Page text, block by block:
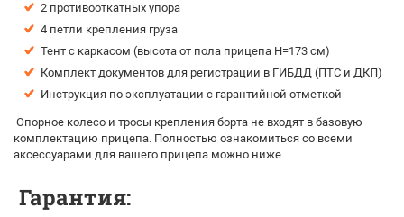
2 противооткатных упора
4 петли крепления груза
Тент с каркасом (высота от пола прицепа H=173 см)
Комплект документов для регистрации в ГИБДД (ПТС и ДКП)
Инструкция по эксплуатации с гарантийной отметкой
Опорное колесо и тросы крепления борта не входят в базовую
комплектацию прицепа. Полностью ознакомиться со всеми
аксессуарами для вашего прицепа можно ниже.
Гарантия: